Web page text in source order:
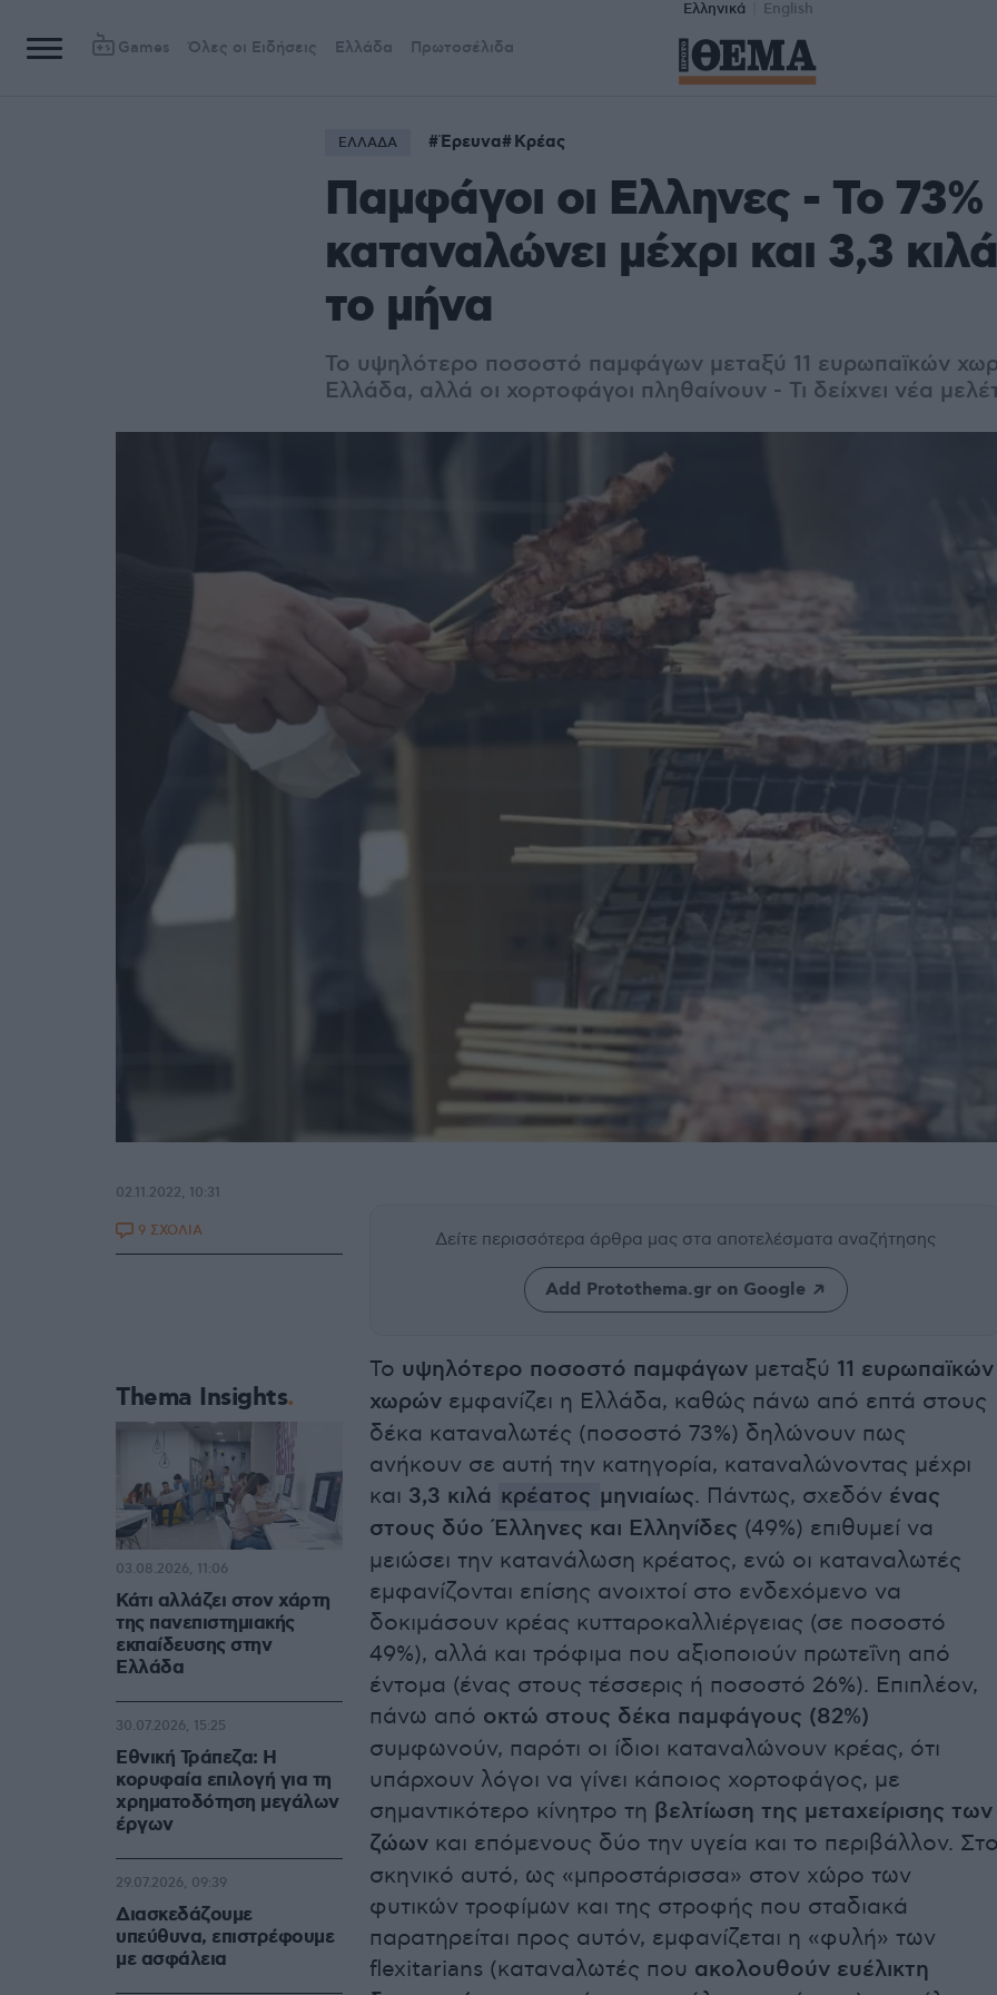
Ελληνικά English
Games Όλες οι Ειδήσεις Ελλάδα Πρωτοσέλιδα
ΕΛΛΑΔΑ Έρευνα Κρέας
Παμφάγοι οι Ελληνες - Το 73%
καταναλώνει μέχρι και 3,3
το μήνα
Το υψηλότερο ποσοστό παμφάγων μεταξύ 11 ευρωπαϊκών
Ελλάδα, αλλά οι χορτοφάγοι πληθαίνουν - Τι δείχνει νέα
Δείτε περισσότερα άρθρα μας στα αποτελέσματα αναζήτησης
Add Protothema.gr on Google
Το υψηλότερο ποσοστό παμφάγων μεταξύ 11 ευρωπαϊκών
χωρών εμφανίζει η Ελλάδα, καθώς πάνω από επτά στους
δέκα καταναλωτές (ποσοστό 73%) δηλώνουν πως
ανήκουν σε αυτή την κατηγορία, καταναλώνοντας μέχρι
και 3,3 κιλά κρέατος μηνιαίως. Πάντως, σχεδόν ένας
στους δύο Έλληνες και Ελληνίδες (49%) επιθυμεί να
μειώσει την κατανάλωση κρέατος, ενώ οι καταναλωτές
εμφανίζονται επίσης ανοιχτοί στο ενδεχόμενο να
δοκιμάσουν κρέας κυτταροκαλλιέργειας (σε ποσοστό
49%), αλλά και τρόφιμα που αξιοποιούν πρωτεΐνη από
έντομα (ένας στους τέσσερις ή ποσοστό 26%). Επιπλέον,
πάνω από οκτώ στους δέκα παμφάγους (82%)
συμφωνούν, παρότι οι ίδιοι καταναλώνουν κρέας, ότι
υπάρχουν λόγοι να γίνει κάποιος χορτοφάγος, με
σημαντικότερο κίνητρο τη βελτίωση της μεταχείρισης των
ζώων και επόμενους δύο την υγεία και το περιβάλλον.
σκηνικό αυτό, ως «μπροστάρισσα» στον χώρο των
φυτικών τροφίμων και της στροφής που σταδιακά
παρατηρείται προς αυτόν, εμφανίζεται η «φυλή» των
flexitarians (καταναλωτές που ακολουθούν ευέλικτη
02.11.2022, 10:31
9 ΣΧΟΛΙΑ
Thema Insights
Κάτι αλλάζει στον χάρτη
της πανεπιστημιακής
εκπαίδευσης στην
Ελλάδα
03.08.2026, 11:06
Εθνική Τράπεζα: Η
κορυφαία επιλογή για τη
χρηματοδότηση μεγάλων
έργων
30.07.2026, 15:25
Διασκεδάζουμε
υπεύθυνα, επιστρέφουμε
με ασφάλεια
29.07.2026, 09:39